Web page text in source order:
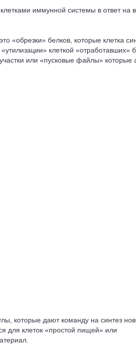
иммунной системы в ответ на
белков, которые клетка
клеткой «отработавших»
или «пусковые файлы» которые
которые дают команду на синтез
для клеток «простой пищей» или